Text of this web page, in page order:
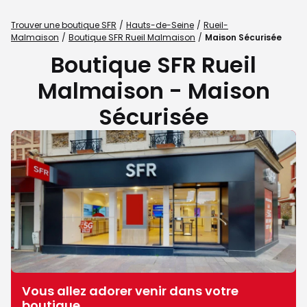
Trouver une boutique SFR Hauts-de-Seine
Rueil-
Malmaison
Boutique SFR Rueil Malmaison Maison Sécurisée
Boutique SFR Rueil
Malmaison - Maison
Sécurisée
Vous allez adorer venir dans votre